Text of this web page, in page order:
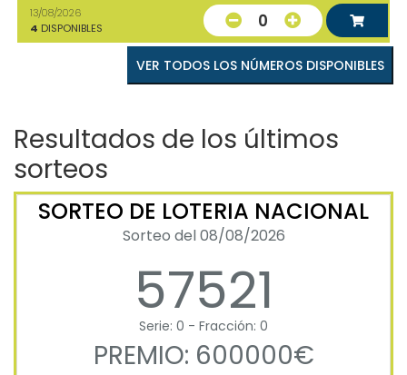
13/08/2026
4 DISPONIBLES 0
VER TODOS LOS NÚMEROS DISPONIBLES
Resultados de los últimos
sorteos
SORTEO DE LOTERIA NACIONAL
Sorteo del 08/08/2026
57521
Serie: 0 - Fracción: 0
PREMIO: 600000€